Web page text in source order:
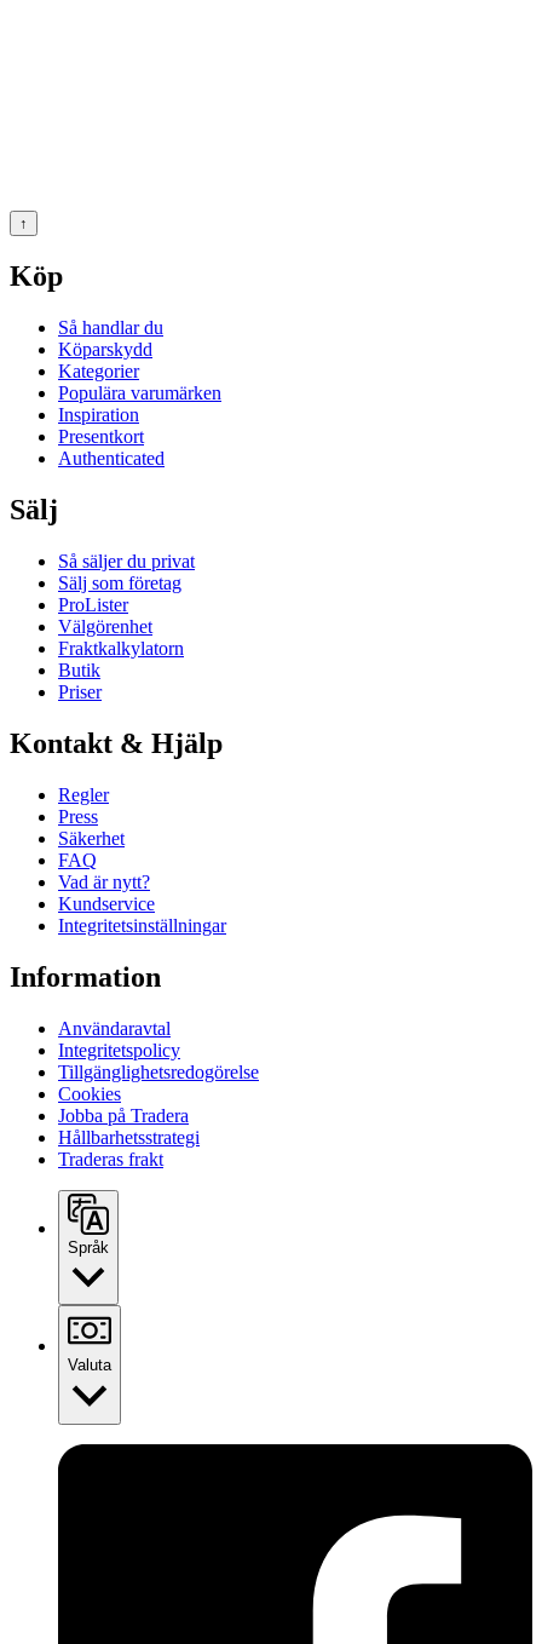
↑
Köp
Så handlar du
Köparskydd
Kategorier
Populära varumärken
Inspiration
Presentkort
Authenticated
Sälj
Så säljer du privat
Sälj som företag
ProLister
Välgörenhet
Fraktkalkylatorn
Butik
Priser
Kontakt & Hjälp
Regler
Press
Säkerhet
FAQ
Vad är nytt?
Kundservice
Integritetsinställningar
Information
Användaravtal
Integritetspolicy
Tillgänglighetsredogörelse
Cookies
Jobba på Tradera
Hållbarhetsstrategi
Traderas frakt
Språk
Valuta